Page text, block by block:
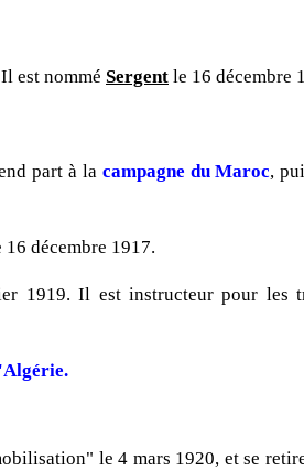
est nommé Sergent le 16 décembre
part à la campagne du Maroc,
16 décembre 1917.
1919. Il est instructeur pour les
le 4 mars 1920, et se